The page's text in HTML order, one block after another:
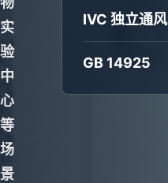
实
验
中
心
等
场
景
IVC 独立通风
GB 14925